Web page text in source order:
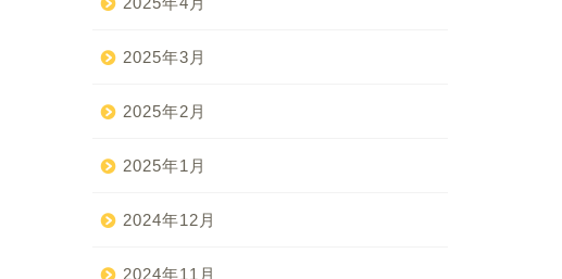
2025年3月
2025年2月
2025年1月
2024年12月
2024年11月